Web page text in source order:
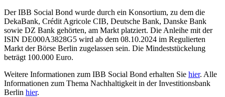
Der IBB Social Bond wurde durch ein Konsortium, zu dem die
DekaBank, Crédit Agricole CIB, Deutsche Bank, Danske Bank
sowie DZ Bank gehörten, am Markt platziert. Die Anleihe mit der
ISIN DE000A3828G5 wird ab dem 08.10.2024 im Regulierten
Markt der Börse Berlin zugelassen sein. Die Mindeststückelung
beträgt 100.000 Euro.
Weitere Informationen zum IBB Social Bond erhalten Sie hier. Alle
Informationen zum Thema Nachhaltigkeit in der Investitionsbank
Berlin hier.